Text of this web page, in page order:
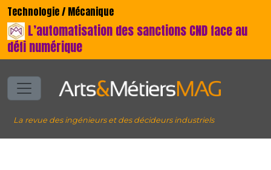
Technologie / Mécanique
L’automatisation des sanctions CND face au
défi numérique
La revue des ingénieurs et des décideurs industriels